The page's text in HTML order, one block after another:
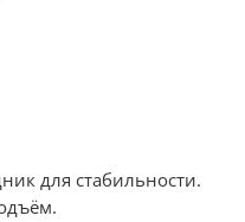
для стабильности.